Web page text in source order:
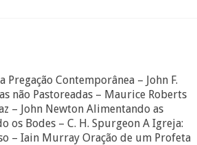
Contemporânea – John F.
não Pastoreadas – Maurice Roberts
– John Newton Alimentando as
os Bodes – C. H. Spurgeon A Igreja:
– Iain Murray Oração de um Profeta